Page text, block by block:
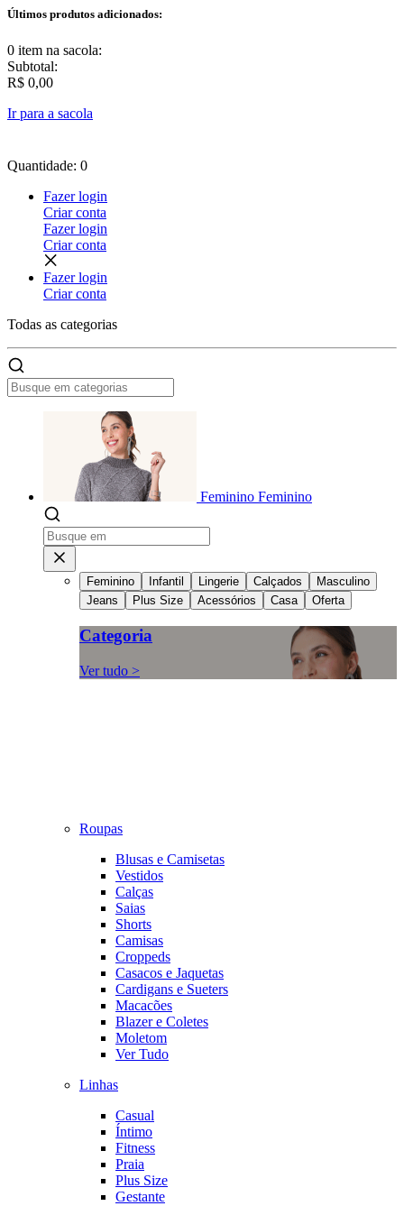
Últimos produtos adicionados:
0 item na sacola:
Subtotal:
R$ 0,00
Ir para a sacola
Quantidade: 0
Fazer login
Criar conta
Fazer login
Criar conta
Fazer login
Criar conta
Todas as categorias
Feminino Feminino
Feminino Infantil Lingerie Calçados
Masculino
Jeans
Plus Size Acessórios Casa Oferta
Categoria
Ver tudo >
Roupas
Blusas e Camisetas
Vestidos
Calças
Saias
Shorts
Camisas
Croppeds
Casacos e Jaquetas
Cardigans e Sueters
Macacões
Blazer e Coletes
Moletom
Ver Tudo
Linhas
Casual
Íntimo
Fitness
Praia
Plus Size
Gestante